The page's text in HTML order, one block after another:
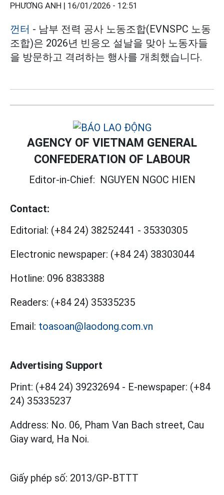
PHƯƠNG ANH | 16/01/2026 - 12:51
껀터 - 남부 전력 공사 노동조합(EVNSPC 노동
조합)은 2026년 빈응오 설날을 맞아 노동자들
을 방문하고 격려하는 행사를 개최했습니다.
AGENCY OF VIETNAM GENERAL
CONFEDERATION OF LABOUR
Editor-in-Chief: NGUYEN NGOC HIEN
Contact:
Editorial: (+84 24) 38252441 - 35330305
Electronic newspaper: (+84 24) 38303044
Hotline: 096 8383388
Readers: (+84 24) 35335235
Email: toasoan@laodong.com.vn
Advertising Support
Print: (+84 24) 39232694 - E-newspaper: (+84
24) 35335237
Address: No. 06, Pham Van Bach street, Cau
Giay ward, Ha Noi.
Giấy phép số: 2013/GP-BTTT